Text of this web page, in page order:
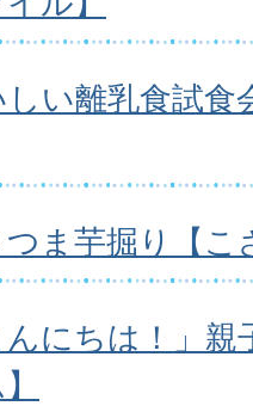
い離乳食試食
ま芋掘り【こ
んにちは！」